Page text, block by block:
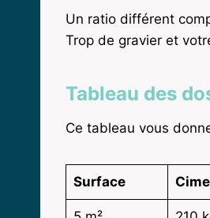
Un ratio différent
Trop de gravier et
Tableau des
Ce tableau vous
Surface